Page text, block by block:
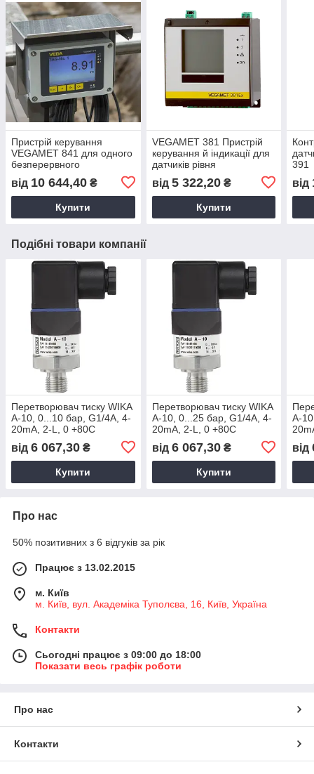
Пристрій керування
VEGAMET 841 для одного
безперервного
від 10 644,40 ₴
Купити
VEGAMET 381 Пристрій
керування й індикації для
датчиків рівня
від 5 322,20₴
Купити
391
від
Подібні товари компанії
Перетворювач тиску WIKA
A-10, 0...10 бар, G1/4А, 4-
20mA, 2-L, 0 +80С
від 6 067,30 ₴
Купити
Перетворювач тиску WIKA
A-10, 0...25 бар, G1/4А, 4-
20mA, 2-L, 0 +80С
від 6 067,30₴
Купити
A-
від
Про нас
50% позитивних з 6 відгуків за рік
Працює з 13.02.2015
м. Київ
м. Київ, вул. Академіка Туполєва, 16, Київ, Україна
Контакти
Сьогодні працює з 09:00 до 18:00
Показати весь графік роботи
Про нас
Контакти